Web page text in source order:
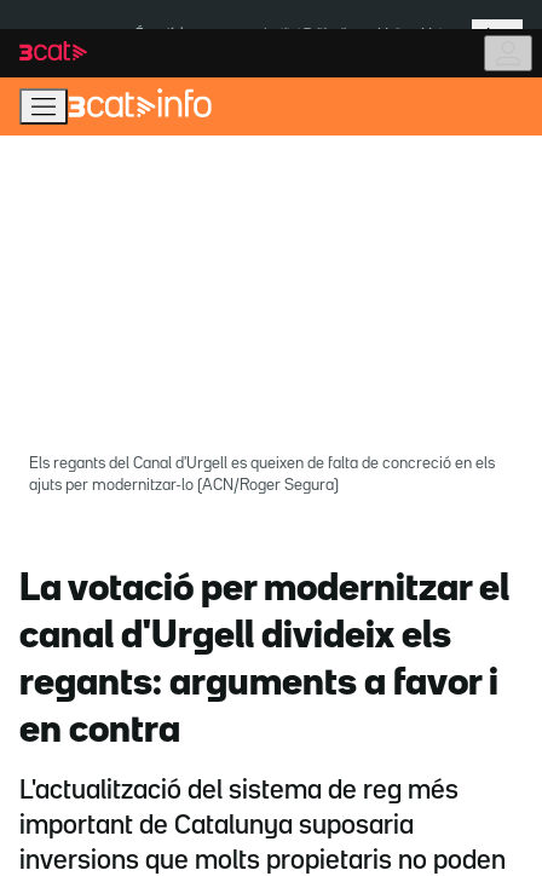
navegació
principal
contingut
Més
Els regants del Canal d'Urgell es queixen de falta de concreció en els
ajuts per modernitzar-lo (ACN/Roger Segura)
La votació per modernitzar el
canal d'Urgell divideix els
regants: arguments a favor i
en contra
L'actualització del sistema de reg més
important de Catalunya suposaria
inversions que molts propietaris no poden